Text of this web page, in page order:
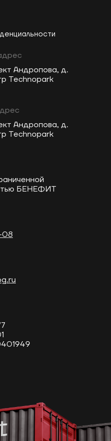
Андропова, д.
Technopark
Андропова, д.
Technopark
БЕНЕФИТ
08